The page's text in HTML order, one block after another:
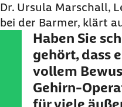
Dr. Ursula Marschall,
bei der Barmer, klärt
Haben Sie
gehört, dass
vollem
Gehirn-
für viele